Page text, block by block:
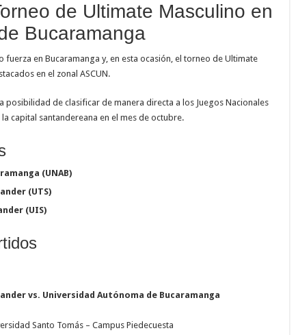
de Ultimate Masculino en
Bucaramanga
en Bucaramanga y, en esta ocasión, el torneo de Ultimate
en el zonal ASCUN.
posibilidad de clasificar de manera directa a los Juegos Nacionales
capital santandereana en el mes de octubre.
(UNAB)
(UTS)
(UIS)
vs. Universidad Autónoma de Bucaramanga
Santo Tomás – Campus Piedecuesta